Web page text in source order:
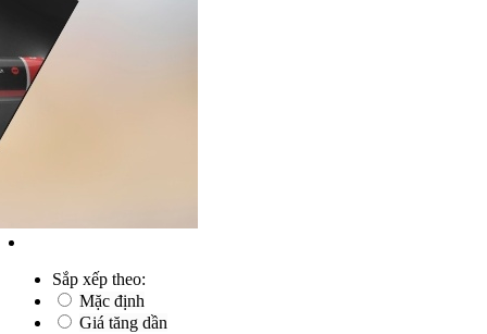
Sắp xếp theo:
Mặc định
Giá tăng dần